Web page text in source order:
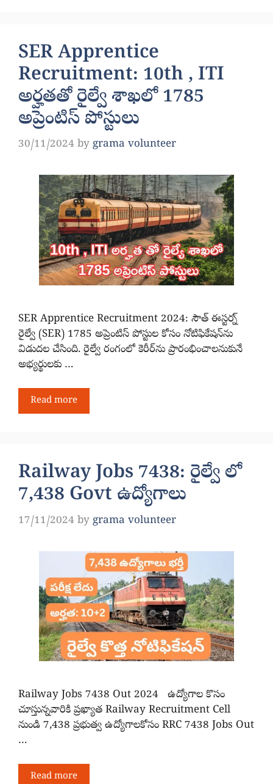
SER Apprentice
Recruitment: 10th , ITI
అర్హతతో రైల్వే శాఖలో 1785
అప్రెంటిస్ పోస్టులు
30/11/2024 by grama volunteer
SER Apprentice Recruitment 2024: సౌత్ ఈస్టర్న్
రైల్వే (SER) 1785 అప్రెంటిస్ పోస్టుల కోసం నోటిఫికేషన్‌ను
విడుదల చేసింది. రైల్వే రంగంలో కెరీర్‌ను ప్రారంభించాలనుకునే
అభ్యర్థులకు …
Read more
Railway Jobs 7438: రైల్వే లో
7,438 Govt ఉద్యోగాలు
17/11/2024 by grama volunteer
Railway Jobs 7438 Out 2024 ఉద్యోగాల కొసం
చూస్తున్నవారికి ప్రఖ్యాత Railway Recruitment Cell
నుండి 7,438 ప్రభుత్వ ఉద్యోగాలకోసం RRC 7438 Jobs Out
…
Read more